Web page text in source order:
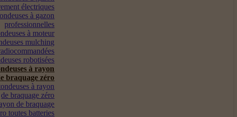
électriques
à gazon
professionnelles
à moteur
mulching
robotisées
à rayon
braquage zéro
à rayon
de braquage zéro
de braquage
toutes batteries